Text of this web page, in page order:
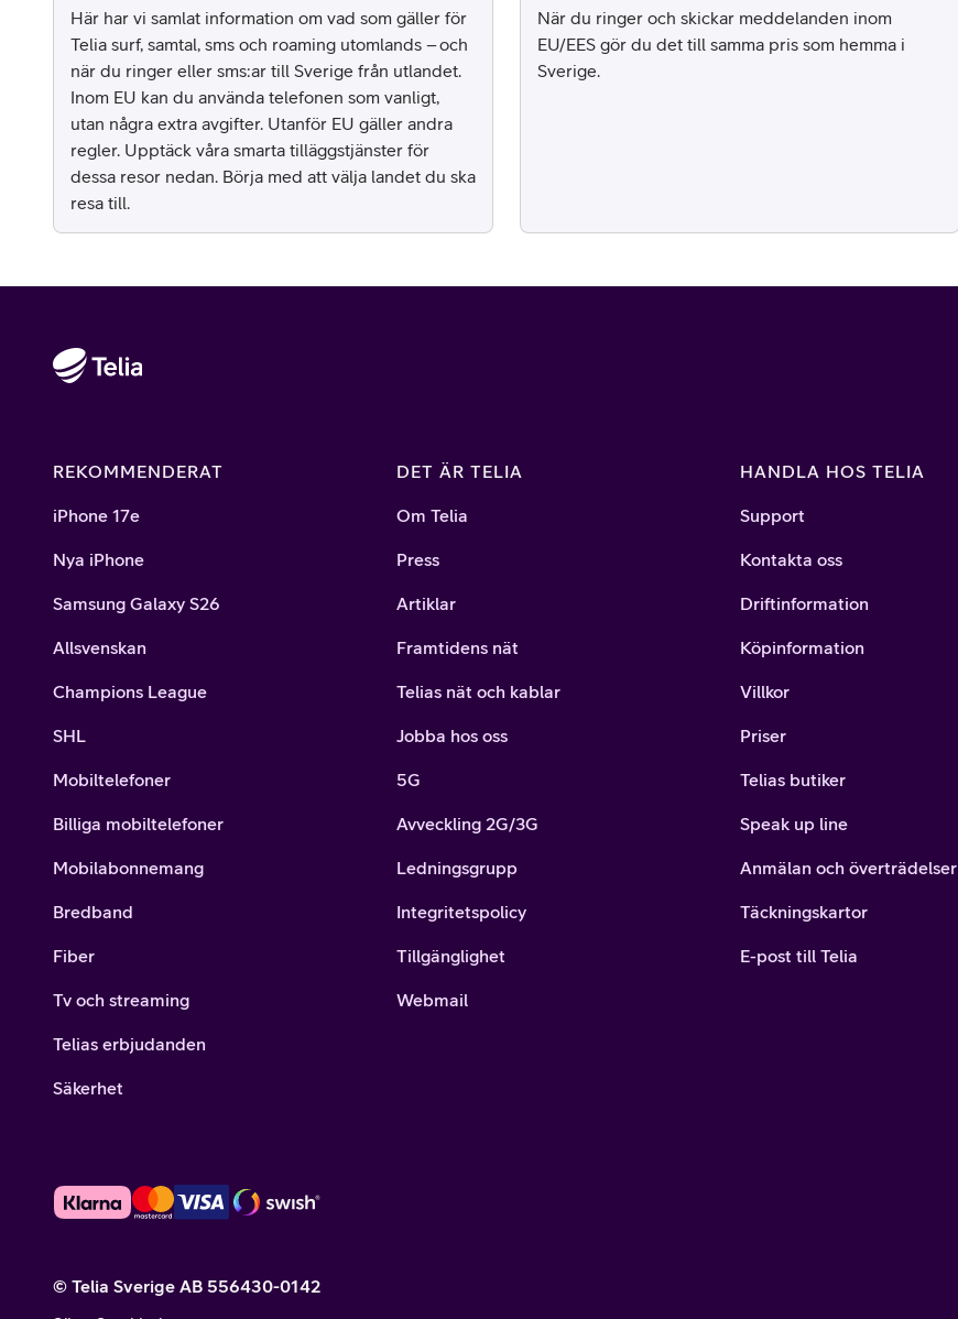
Här har vi samlat information om vad som gäller för
Telia surf, samtal, sms och roaming utomlands – och
när du ringer eller sms:ar till Sverige från utlandet.
Inom EU kan du använda telefonen som vanligt,
utan några extra avgifter. Utanför EU gäller andra
regler. Upptäck våra smarta tilläggstjänster för
dessa resor nedan. Börja med att välja landet du ska
resa till.
När du ringer och skickar meddelanden inom
EU/EES gör du det till samma pris som hemma i
Sverige.
REKOMMENDERAT
iPhone 17e
Nya iPhone
Samsung Galaxy S26
Allsvenskan
Champions League
SHL
Mobiltelefoner
Billiga mobiltelefoner
Mobilabonnemang
Bredband
Fiber
Tv och streaming
Telias erbjudanden
Säkerhet
DET ÄR TELIA
Om Telia
Press
Artiklar
Framtidens nät
Telias nät och kablar
Jobba hos oss
5G
Avveckling 2G/3G
Ledningsgrupp
Integritetspolicy
Tillgänglighet
Webmail
HANDLA HOS TELIA
Support
Kontakta oss
Driftinformation
Köpinformation
Villkor
Priser
Telias butiker
Speak up line
Anmälan och överträdelser
Täckningskartor
E-post till Telia
© Telia Sverige AB 556430-0142